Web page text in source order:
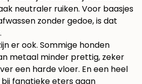
neutraler ruiken. Voor baasjes
zonder gedoe, is dat
er ook. Sommige honden
metaal minder prettig, zeker
een harde vloer. En een heel
fanatieke eters gaan